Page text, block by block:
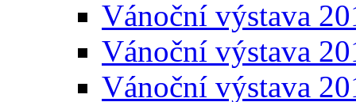
Vánoční výstava
Vánoční výstava
Vánoční výstava